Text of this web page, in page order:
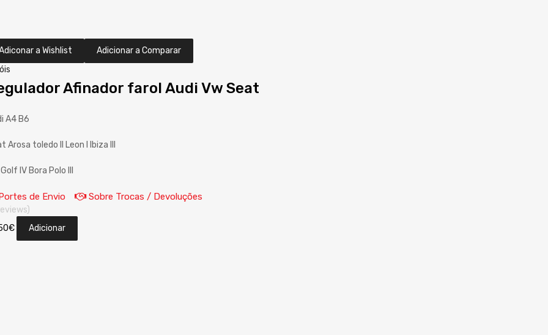
a Wishlist
Adicionar a Comparar
Afinador farol Audi Vw Seat
A4 B6
Arosa toledo II Leon I Ibiza III
IV Bora Polo III
de Envio Sobre Trocas / Devoluções
€ Adicionar